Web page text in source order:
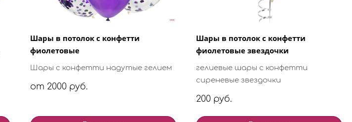
Шары в потолок с конфетти
фиолетовые
Шары с конфетти надутые гелием
от 2000 руб.
Шары в потолок с конфетти
фиолетовые звездочки
гелиевые шары с конфетти
сиреневые звездочки
200 руб.